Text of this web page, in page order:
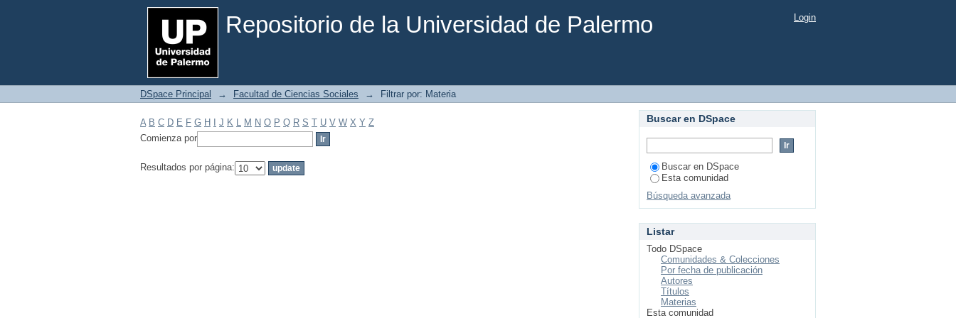
Repositorio de la Universidad de Palermo
Filtrar por: Materia Login
DSpace Principal → Facultad de Ciencias Sociales → Filtrar por: Materia
A B C D E F G H J K L M N O P Q R S T U V W X Y Z
Comienza por
Resultados por página:
Buscar en DSpace
Buscar en DSpace
Esta comunidad
Búsqueda avanzada
Listar
Todo DSpace
Comunidades & Colecciones
Por fecha de publicación
Autores
Títulos
Materias
Esta comunidad